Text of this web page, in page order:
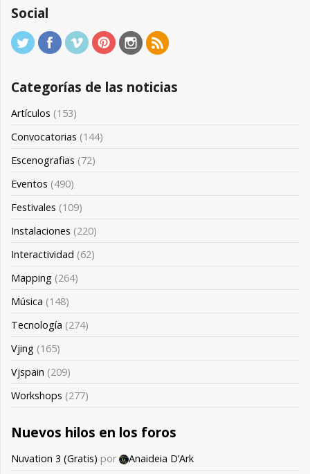
Social
Categorías de las noticias
Artículos (153)
Convocatorias (144)
Escenografias (72)
Eventos (490)
Festivales (109)
Instalaciones (220)
Interactividad (62)
Mapping (264)
Música (148)
Tecnología (274)
Vjing (165)
Vjspain (209)
Workshops (277)
Nuevos hilos en los foros
Nuvation 3 (Gratis) por
Anaideia D’Ark